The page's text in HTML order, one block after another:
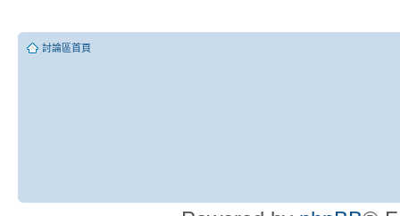
討論區首頁